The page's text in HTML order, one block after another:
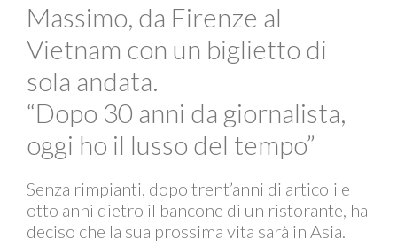
Massimo, da Firenze al
Vietnam con un biglietto di
sola andata.
“Dopo 30 anni da giornalista,
oggi ho il lusso del tempo”
Senza rimpianti, dopo trent’anni di articoli e
otto anni dietro il bancone di un ristorante, ha
deciso che la sua prossima vita sarà in Asia.